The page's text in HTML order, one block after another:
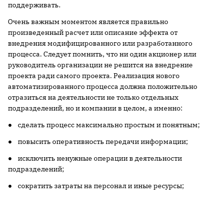
поддерживать.
Очень важным моментом является правильно
произведенный расчет или описание эффекта от
внедрения модифицированного или разработанного
процесса. Следует помнить, что ни один акционер или
руководитель организации не решится на внедрение
проекта ради самого проекта. Реализация нового
автоматизированного процесса должна положительно
отразиться на деятельности не только отдельных
подразделений, но и компании в целом, а именно:
● сделать процесс максимально простым и понятным;
● повысить оперативность передачи информации;
● исключить ненужные операции в деятельности
подразделений;
● сократить затраты на персонал и иные ресурсы;